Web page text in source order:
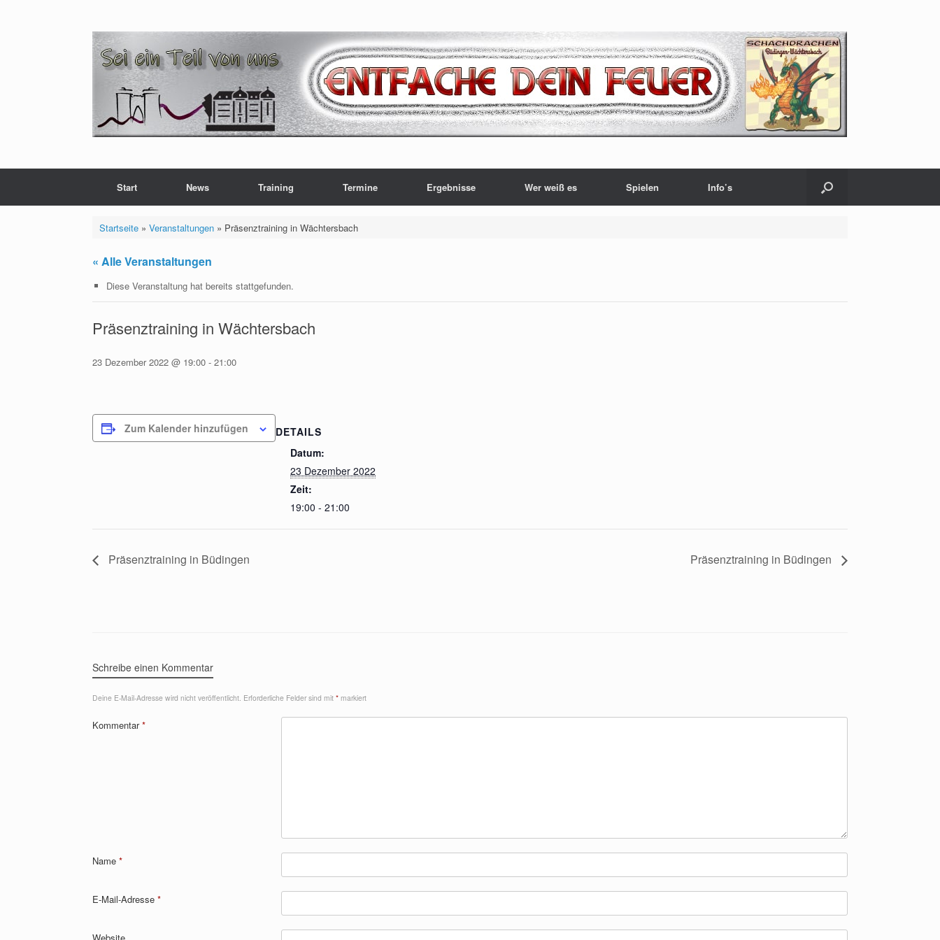
Start News Training Termine Ergebnisse Wer weiß es Spielen Info’s
Startseite» Veranstaltungen» Präsenztraining in Wächtersbach
« Alle Veranstaltungen
Diese Veranstaltung hat bereits stattgefunden.
Präsenztraining in Wächtersbach
23 Dezember 2022 @ 19:00 - 21:00
Zum Kalender hinzufügen
DETAILS
Datum:
23 Dezember 2022
Zeit:
19:00 - 21:00
Präsenztraining in Büdingen Präsenztraining in Büdingen
Schreibe einen Kommentar
Deine E-Mail-Adresse wird nicht veröffentlicht. Erforderliche Felder sind mit * markiert
Kommentar*
Name *
E-Mail-Adresse *